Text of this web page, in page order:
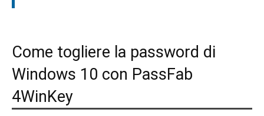
Come togliere la password di
Windows 10 con PassFab
4WinKey